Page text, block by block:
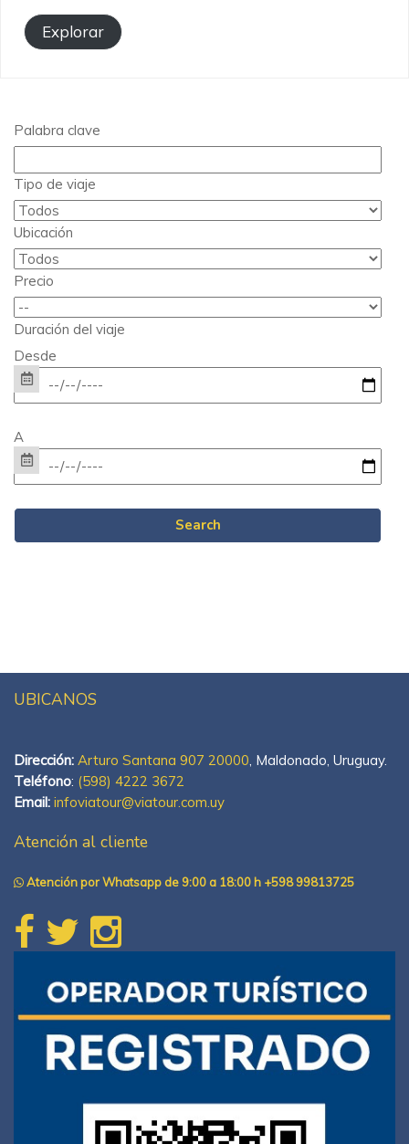
Explorar
Palabra clave
Tipo de viaje
Ubicación
Precio
Duración del viaje
Desde
A
UBICANOS
Dirección: Arturo Santana 907 20000, Maldonado, Uruguay.
Teléfono: (598) 4222 3672
Email: infoviatour@viatour.com.uy
Atención al cliente
Atención por Whatsapp de 9:00 a 18:00 h +598 99813725